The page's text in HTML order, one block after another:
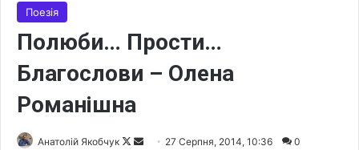
Поезія
Полюби… Прости…
Благослови – Олена
Романішна
Анатолій Якобчук
F
27 Серпня, 2014, 10:36 0